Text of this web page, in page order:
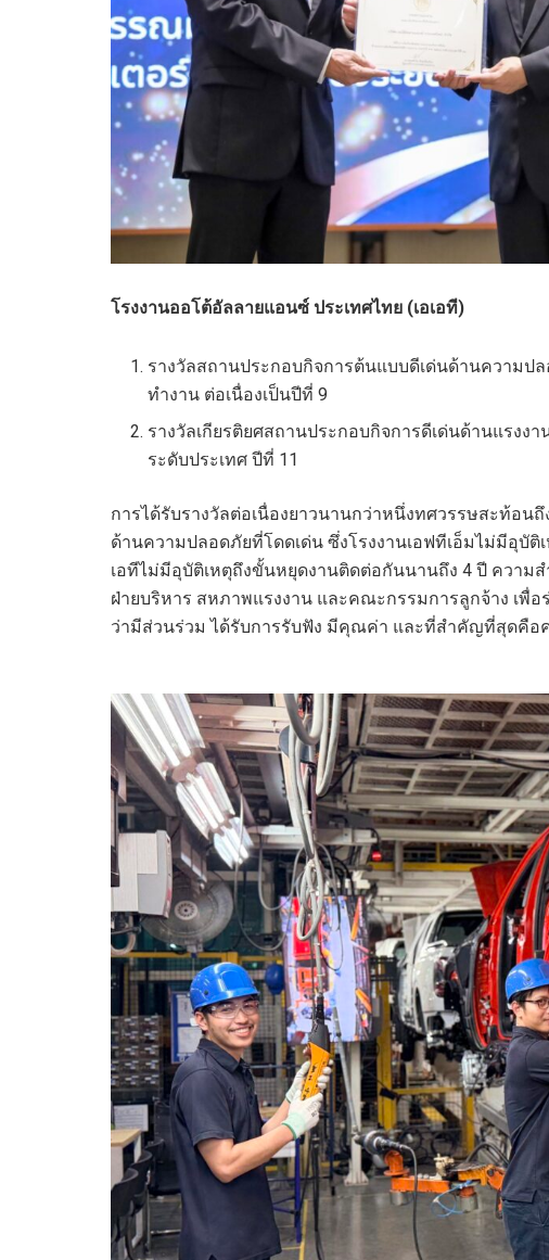
โรงงานออโต้อัลลายแอนซ์ ประเทศไทย (เอเอที)
รางวัลสถานประกอบกิจการต้นแบบดีเด่นด้านความ
ทำงาน ต่อเนื่องเป็นปีที่ 9
รางวัลเกียรติยศสถานประกอบกิจการดีเด่นด้านแรงง
ระดับประเทศ ปีที่ 11
การได้รับรางวัลต่อเนื่องยาวนานกว่าหนึ่งทศวรรษสะท้อ
ด้านความปลอดภัยที่โดดเด่น ซึ่งโรงงานเอฟทีเอ็มไม่มีอุบั
เอทีไม่มีอุบัติเหตุถึงขั้นหยุดงานติดต่อกันนานถึง 4 ปี ความ
ฝ่ายบริหาร สหภาพแรงงาน และคณะกรรมการลูกจ้าง เ
ว่ามีส่วนร่วม ได้รับการรับฟัง มีคุณค่า และที่สำคัญที่สุดคือ